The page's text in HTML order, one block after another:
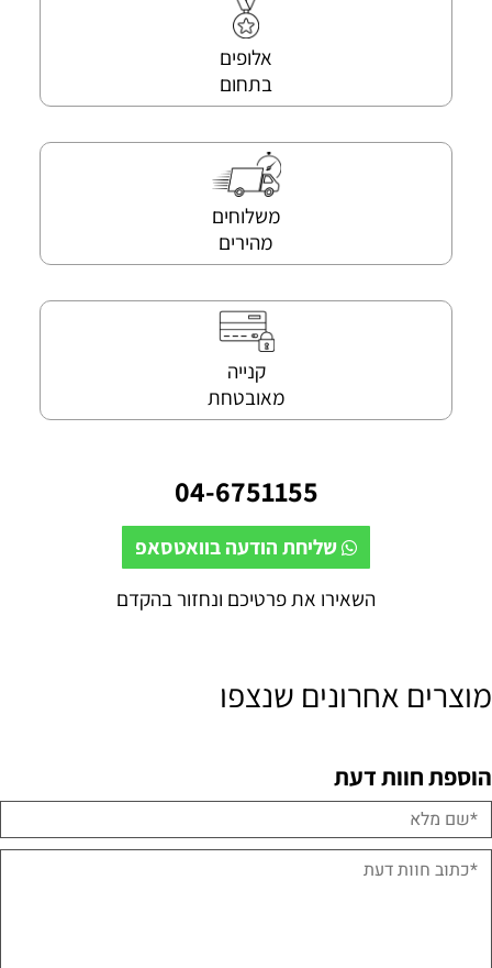
אלופים
בתחום
משלוחים
מהירים
קנייה
מאובטחת
04-6751155
שליחת הודעה בוואטסאפ
השאירו את פרטיכם ונחזור בהקדם
מוצרים אחרונים שנצפו